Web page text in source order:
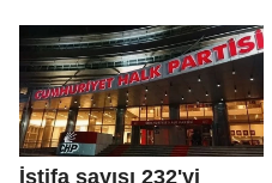
İstifa sayısı 232'yi